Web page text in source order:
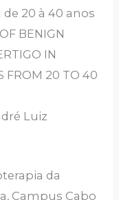
20 à 40 anos
BENIGN
IN
FROM 20 TO 40
Luiz
da
Campus Cabo